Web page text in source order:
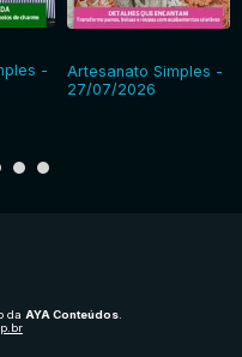
-
Artesanato Simples -
27/07/2026
da AYA Conteúdos